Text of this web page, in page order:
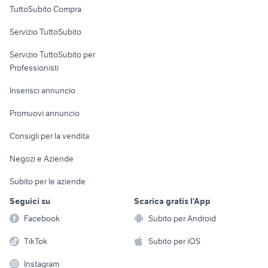
Informatica
Console e
Fotografia
Telefonia
Biciclette
TuttoSubito Compra
Servizio TuttoSubito
Servizio TuttoSubito per
Professionisti
Inserisci annuncio
Promuovi annuncio
Consigli per la vendita
Negozi e Aziende
Subito per le aziende
Seguici su
Facebook
TikTok
Instagram
Scarica gratis l'App
Subito per Android
Subito per iOS